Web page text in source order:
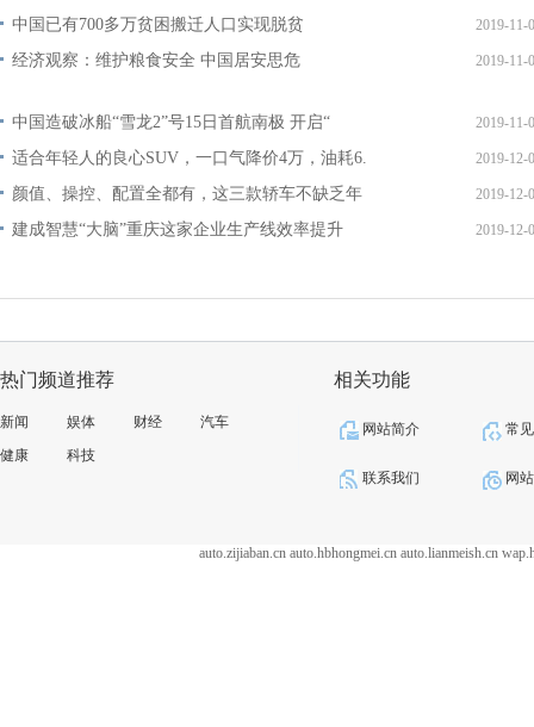
中国已有700多万贫困搬迁人口实现脱贫 2019-11-
经济观察：维护粮食安全 中国居安思危 2019-11-
中国造破冰船“雪龙2”号15日首航南极 开启“ 2019-11-
适合年轻人的良心SUV，一口气降价4万，油耗6. 2019-12-
颜值、操控、配置全都有，这三款轿车不缺乏年 2019-12-
建成智慧“大脑”重庆这家企业生产线效率提升 2019-12-
热门频道推荐
新闻 娱体 财经
汽车
健康
科技
相关功能
网站简介 常
联系我们 网
auto.zijiaban.cn auto.hbhongmei.cn auto.lianmeish.cn